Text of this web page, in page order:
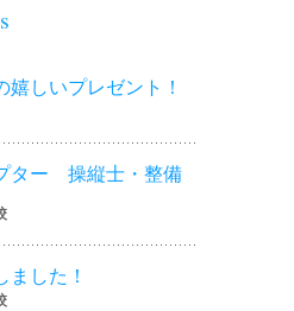
嬉しいプレゼント！
ター 操縦士・整備
ました！